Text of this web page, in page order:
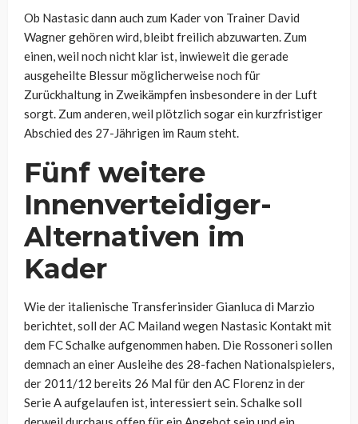
Ob Nastasic dann auch zum Kader von Trainer David
Wagner gehören wird, bleibt freilich abzuwarten. Zum
einen, weil noch nicht klar ist, inwieweit die gerade
ausgeheilte Blessur möglicherweise noch für
Zurückhaltung in Zweikämpfen insbesondere in der Luft
sorgt. Zum anderen, weil plötzlich sogar ein kurzfristiger
Abschied des 27-Jährigen im Raum steht.
Fünf weitere
Innenverteidiger-
Alternativen im
Kader
Wie der italienische Transferinsider Gianluca di Marzio
berichtet, soll der AC Mailand wegen Nastasic Kontakt mit
dem FC Schalke aufgenommen haben. Die Rossoneri sollen
demnach an einer Ausleihe des 28-fachen Nationalspielers,
der 2011/12 bereits 26 Mal für den AC Florenz in der
Serie A aufgelaufen ist, interessiert sein. Schalke soll